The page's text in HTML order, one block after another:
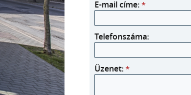
E-mail címe: *
Telefonszáma:
Üzenet: *